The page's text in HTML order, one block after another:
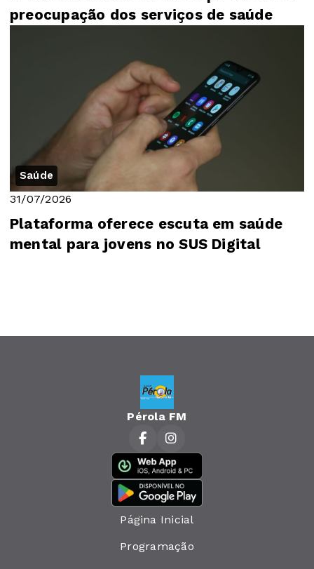
preocupação dos serviços de saúde
Saúde
31/07/2026
Plataforma oferece escuta em saúde
mental para jovens no SUS Digital
Pérola FM
Página Inicial
Programação